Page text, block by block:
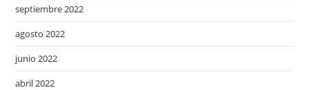
septiembre 2022
agosto 2022
junio 2022
abril 2022